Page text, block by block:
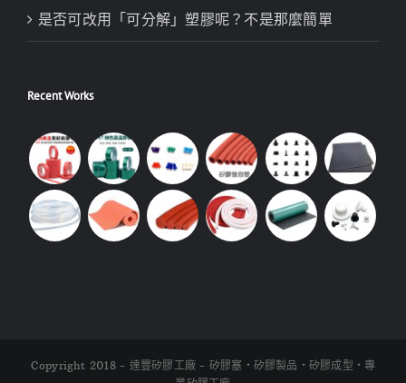
是否可改用「可分解」塑膠呢？不是那麼簡單
Recent Works
Copyright 2018 - 達豐矽膠工廠 - 矽膠塞・矽膠製品・矽膠成型・專